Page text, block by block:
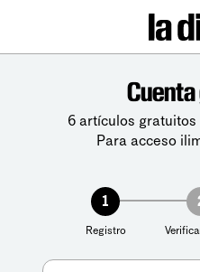
6 artículos
Para acceso
1
Registro